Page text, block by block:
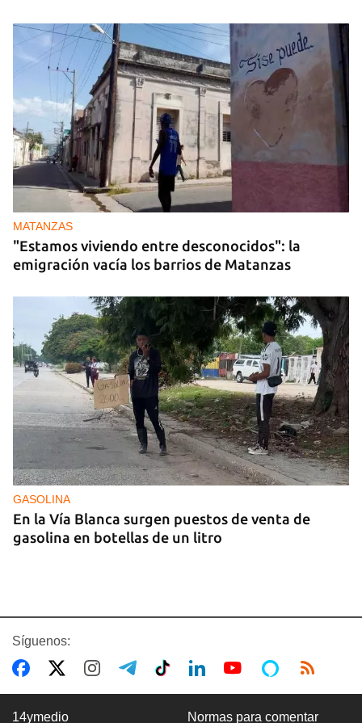
MATANZAS
"Estamos viviendo entre desconocidos": la
emigración vacía los barrios de Matanzas
GASOLINA
En la Vía Blanca surgen puestos de venta de
gasolina en botellas de un litro
Síguenos:
14ymedio Normas para comentar